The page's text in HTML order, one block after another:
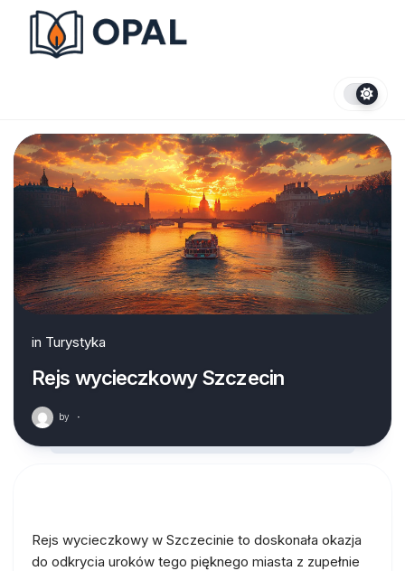
content
in Turystyka
Rejs wycieczkowy Szczecin
by ·
Rejs wycieczkowy w Szczecinie to doskonała okazja
do odkrycia uroków tego pięknego miasta z zupełnie